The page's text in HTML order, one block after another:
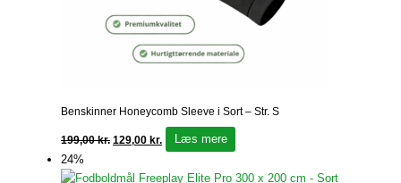
Benskinner Honeycomb Sleeve i Sort – Str. S
199,00kr. 129,00 kr.
Læs mere
24%